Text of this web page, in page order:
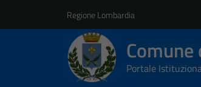
Regione Lombardia
Portale